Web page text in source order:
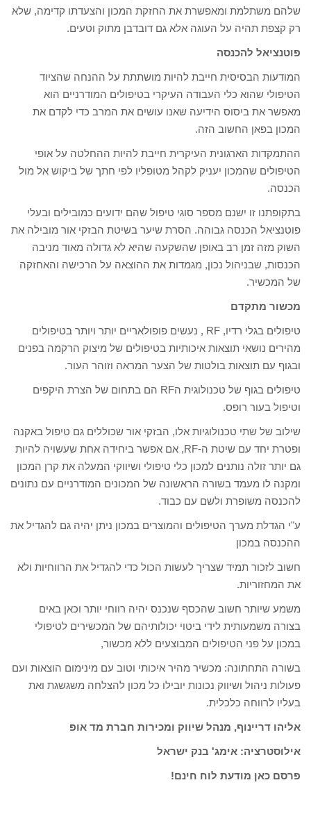
שלהם משתלמת ומאפשרת את החזקת המכון והצעדתו קדימה, שלא
רק קצפת תהיה על העוגה אלא גם דובדבן מתוק וטעים.
פוטנציאל להכנסה
המודעות הבסיסית חייבת להיות מושתתת על ההנחה שהציוד
הטיפולי שהוא כלי העבודה העיקרי בטיפולים המודרניים הוא
מאפשר את ביסוס הידיעה שאנו עושים את המרב כדי לקדם את
המכון בפאן החשוב הזה.
ההתמקדות הארגונית העיקרית חייבת להיות ההחלטה על אופי
הטיפולים שהמכון יעניק לקהל מטופליו לפי חתך של ביקוש אל מול
הכנסה.
בתקופתנו זו ישנם מספר סוגי טיפול שהם ידועים כמובילים ובעלי
פוטנציאל הכנסה גבוהה. הסרת שיער בשיטת הבזקי אור מובילה את
השוק מזה זמן רב באופן שהשקעה שהיא לא גדולה מאוד מניבה
הכנסות, שבניהול נכון, מגמדות את ההוצאה על הרכישה והאחזקה
של המכשיר.
מכשור מתקדם
טיפולים בגלי רדיו, RF , נעשים פופולאריים יותר ויותר בטיפולים
מהירים נושאי תוצאות איכותיות בטיפולים של מיצוק הרקמה בפנים
ובגוף עם תוצאות בולטות של הצער המראה וזוהר העור.
טיפולים בגוף של טכנולוגית הRF הם בתחום של הצרת היקפים
וטיפול בעור רופס.
שילוב של שתי טכנולוגיות אלו, הבזקי אור שכוללים גם טיפול באקנה
ופטרת יחד עם שיטת ה-RF, אם אפשר ביחידה אחת שעשויה להיות
גם יותר זולה נותנים למכון כלי טיפולי ושיווקי המעלה את קרן המכון
ומקנה לו מעמד בשורה הראשונה של המכונים המודרניים עם נתונים
להכנסה משופרת ולשם עם כבוד.
ע"י הגדלת מערך הטיפולים והמוצרים במכון ניתן יהיה גם להגדיל את
ההכנסה במכון
חשוב לזכור תמיד שצריך לעשות הכול כדי להגדיל את הרווחיות ולא
את המחזוריות.
משמע שיותר חשוב שהכסף שנכנס יהיה רווחי יותר וכאן באים
בצורה משמעותית לידי ביטוי יכולותיהם של המכשירים לטיפולי
במכון על פני הטיפולים המבוצעים ללא מכשור,
בשורה התחתונה: מכשיר מהיר איכותי וטוב עם מינימום הוצאות ועם
פעולות ניהול ושיווק נכונות יובילו כל מכון להצלחה משגשגת ואת
בעליו לרווחה כלכלית.
אליהו דריינוף, מנהל שיווק ומכירות חברת מד אופ
אילוסטרציה: אימג' בנק ישראל
פרסם כאן מודעת לוח חינם!